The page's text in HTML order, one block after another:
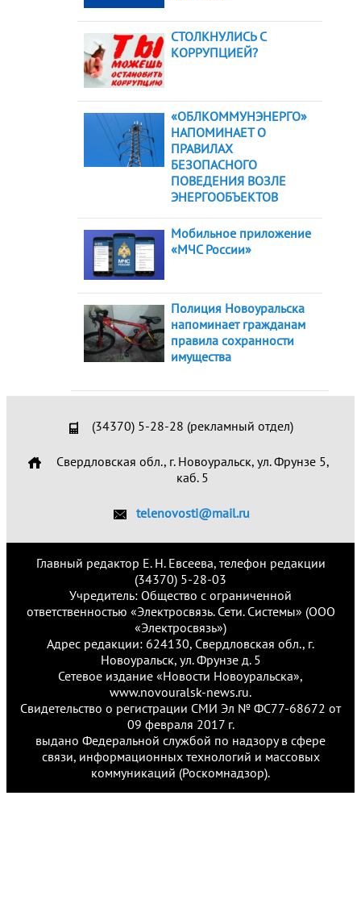
СТОЛКНУЛИСЬ С
КОРРУПЦИЕЙ?
«ОБЛКОММУНЭНЕРГО»
НАПОМИНАЕТ О
ПРАВИЛАХ
БЕЗОПАСНОГО
ПОВЕДЕНИЯ ВОЗЛЕ
ЭНЕРГООБЪЕКТОВ
Мобильное приложение
«МЧС России»
Полиция Новоуральска
напоминает гражданам
правила сохранности
имущества
(34370) 5-28-28 (рекламный отдел)
Свердловская обл., г. Новоуральск, ул. Фрунзе 5,
каб. 5
telenovosti@mail.ru
Главный редактор Е. Н. Евсеева, телефон редакции
(34370) 5-28-03
Учредитель: Общество с ограниченной
ответственностью «Электросвязь. Сети. Системы» (ООО
«Электросвязь»)
Адрес редакции: 624130, Свердловская обл., г.
Новоуральск, ул. Фрунзе д. 5
Сетевое издание «Новости Новоуральска»,
www.novouralsk-news.ru.
Свидетельство о регистрации СМИ Эл № ФС77-68672 от
09 февраля 2017 г.
выдано Федеральной службой по надзору в сфере
связи, информационных технологий и массовых
коммуникаций (Роскомнадзор).